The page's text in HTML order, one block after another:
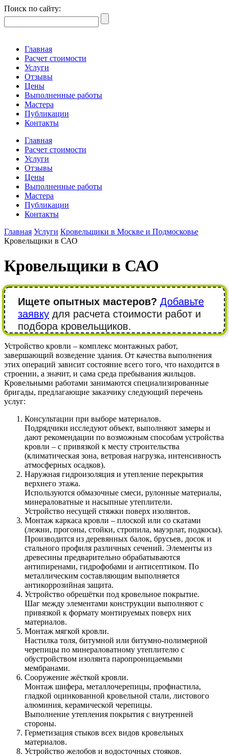
Поиск по сайту:
Главная
Расчет стоимости
Услуги
Отзывы
Цены
Выполненные работы
Мастера
Публикации
Контакты
Главная
Расчет стоимости
Услуги
Отзывы
Цены
Выполненные работы
Мастера
Публикации
Контакты
Главная Услуги Кровельщики в Москве и Подмосковье
Кровельщики в САО
Кровельщики в САО
Ищете опытных мастеров? Добавьте
заявку для расчета стоимости работ и
подбора кровельщиков.
Устройство кровли – комплекс монтажных работ,
завершающий возведение здания. От качества выполнения
этих операций зависит состояние всего того, что находится в
строении, а значит, и сама среда пребывания жильцов.
Кровельными работами занимаются специализированные
бригады, предлагающие заказчику следующий перечень
услуг:
Консультации при выборе материалов.
Подрядчики исследуют объект, выполняют замеры и
дают рекомендации по возможным способам устройства
кровли – с привязкой к месту строительства
(климатическая зона, ветровая нагрузка, интенсивность
атмосферных осадков).
Наружная гидроизоляция и утепление перекрытия
верхнего этажа.
Используются обмазочные смеси, рулонные материалы,
минераловатные и насыпные утеплители.
Устройство несущей стяжки поверх изолянтов.
Монтаж каркаса кровли – плоской или со скатами
(лежни, прогоны, стойки, стропила, мауэрлат, подкосы).
Производится из деревянных балок, брусьев, досок и
стального профиля различных сечений. Элементы из
древесины предварительно обрабатываются
антипиренами, гидрофобами и антисептиком. По
металлическим составляющим выполняется
антикоррозийная защита.
Устройство обрешётки под кровельное покрытие.
Шаг между элементами конструкции выполняют с
привязкой к формату монтируемых поверх них
материалов.
Монтаж мягкой кровли.
Настилка толя, битумной или битумно-полимерной
черепицы по минераловатному утеплителю с
обустройством изолянта паропроницаемыми
мембранами.
Сооружение жёсткой кровли.
Монтаж шифера, металлочерепицы, профнастила,
гладкой оцинкованной кровельной стали, листового
алюминия, керамической черепицы.
Выполнение утепления покрытия с внутренней
стороны.
Герметизация стыков всех видов кровельных
материалов.
Устройство желобов и водосточных стояков.